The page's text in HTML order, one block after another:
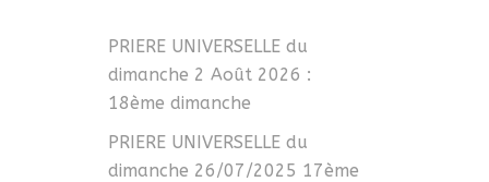
PRIERE UNIVERSELLE du
dimanche 2 Août 2026 :
18ème dimanche
PRIERE UNIVERSELLE du
dimanche 26/07/2025 17ème